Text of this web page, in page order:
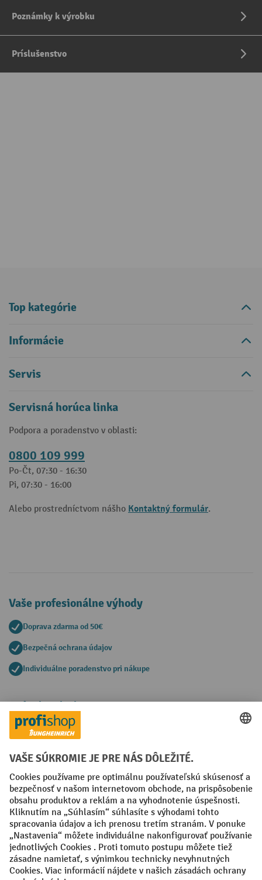
Poznámky k výrobku
Príslušenstvo
Top kategórie
Informácie
Servis
Servisná horúca linka
Podpora a poradenstvo v oblasti:
0800 109 999
Po-Čt, 07:30 - 16:30
Pi, 07:30 - 16:00
Alebo prostredníctvom nášho Kontaktný formulár.
Vaše profesionálne výhody
Doprava zdarma od 50€
Bezpečná ochrana údajov
Individuálne poradenstvo pri nákupe
Spôsoby platby
Creditcard (Master)Creditcard (Visa)
Faktúra Predplatba
Sociálne siete
Facebook
YouTube
LinkedIn